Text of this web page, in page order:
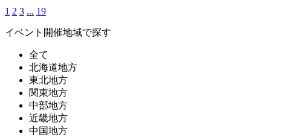
1 2 3 ... 19
イベント開催地域で探す
全て
北海道地方
東北地方
関東地方
中部地方
近畿地方
中国地方